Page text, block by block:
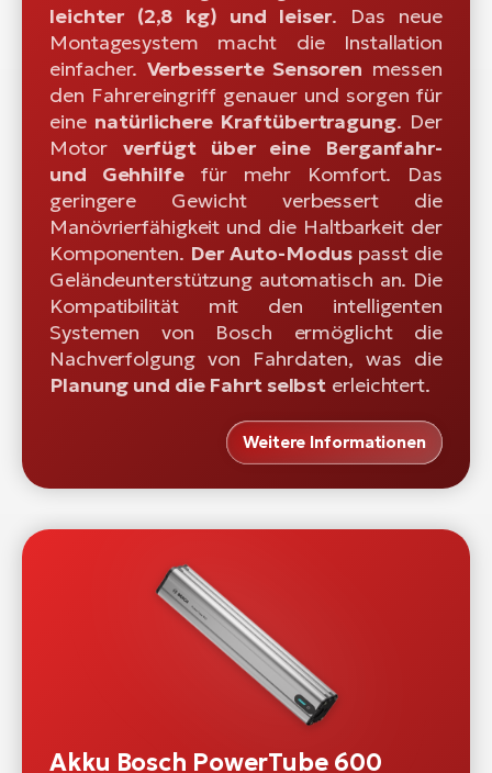
leichter (2,8 kg) und leiser. Das neue
Montagesystem macht die Installation
einfacher. Verbesserte Sensoren messen
den Fahrereingriff genauer und sorgen für
eine natürlichere Kraftübertragung. Der
Motor verfügt über eine Berganfahr-
und Gehhilfefür mehr Komfort. Das
geringere Gewicht verbessert die
Manövrierfähigkeit und die Haltbarkeit der
Komponenten. Der Auto-Moduspasst die
Geländeunterstützung automatisch an. Die
Kompatibilität mit den intelligenten
Systemen von Bosch ermöglicht die
Nachverfolgung von Fahrdaten, was die
Planung und die Fahrt selbst erleichtert.
Weitere Informationen
Akku Bosch PowerTube 600